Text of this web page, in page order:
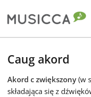
Български
Caug akord
Akord c zwiększony (w
składająca się z